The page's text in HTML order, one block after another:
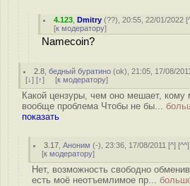
4.123 ,Dmitry (??), 20:55, 22/01/2022 [
[к модератору]
Namecoin?
2.8 ,бедный буратино (ok), 21:05, 17/08/
[↓] [↑] [к модератору]
Какой цензуры, чем оно мешает, кому
вообще проблема Чтобы не бы...
показать
3.17 ,Аноним (-), 23:36, 17/08/2011 [^] [^^
[к модератору]
Нет, возможность свободно
есть моё неотъемлимое пр...